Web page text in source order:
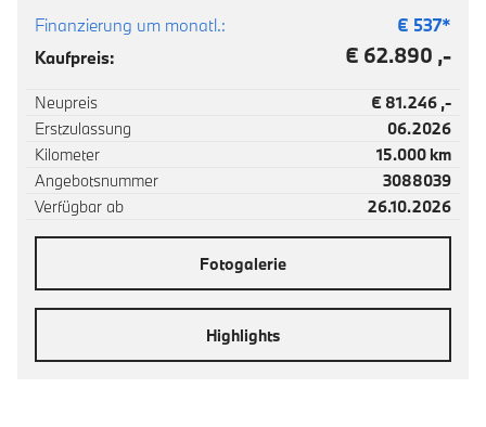
Finanzierung um monatl.: € 537*
Kaufpreis:
€ 62.890 ,-
Neupreis
€ 81.246 ,-
Erstzulassung
06.2026
Kilometer
15.000 km
Angebotsnummer
3088039
Verfügbar ab
26.10.2026
Fotogalerie
Highlights